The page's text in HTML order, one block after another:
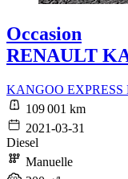
Occasion
RENAULT
KANGOO
109 001 km
2021-03-31
Diesel
Manuelle